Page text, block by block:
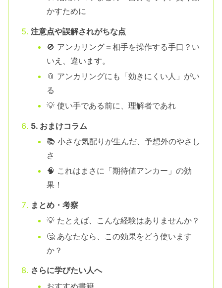
かすために
注意点や誤解されがちな点
🚫 アンカリング＝相手を操作する手口？い
いえ、違います。
📎 アンカリングにも「効きにくい人」がい
る
💡 使い手である前に、理解者であれ
5. おまけコラム
📚 小さな気配りが生んだ、予想外のやさし
さ
🧠 これはまさに「期待値アンカー」の効
果！
まとめ・考察
💡 たとえば、こんな経験はありませんか？
🤔 あなたなら、この効果をどう使います
か？
さらに学びたい人へ
おすすめ書籍